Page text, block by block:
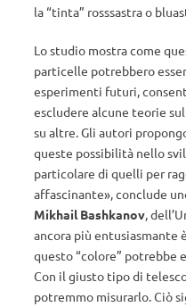
la “tinta” rosssastra o
Lo studio mostra come
particelle potrebbero
esperimenti futuri,
escludere alcune teorie
su altre. Gli autori
queste possibilità nello
particolare di quelli per
affascinante», conclude
Mikhail Bashkanov,
ancora più entusiasmante
questo “colore” potrebbe
Con il giusto tipo di
potremmo misurarlo. Ciò